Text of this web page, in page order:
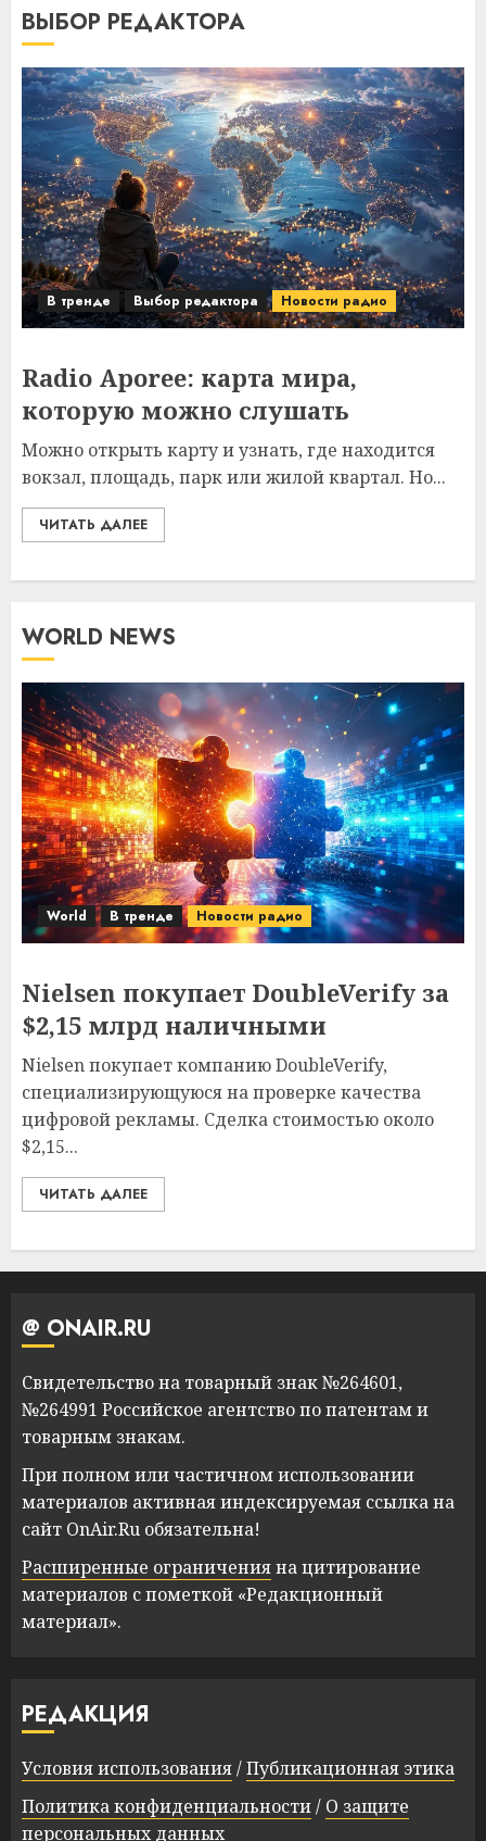
ВЫБОР РЕДАКТОРА
В тренде Выбор редактора Новости радио
Radio Aporee: карта мира,
которую можно слушать
Можно открыть карту и узнать, где находится
вокзал, площадь, парк или жилой квартал. Но...
ЧИТАТЬ ДАЛЕЕ
WORLD NEWS
World В тренде Новости радио
Nielsen покупает DoubleVerify за
$2,15 млрд наличными
Nielsen покупает компанию DoubleVerify,
специализирующуюся на проверке качества
цифровой рекламы. Сделка стоимостью около
$2,15...
ЧИТАТЬ ДАЛЕЕ
@ ONAIR.RU
Свидетельство на товарный знак №264601,
№264991 Российское агентство по патентам и
товарным знакам.
При полном или частичном использовании
материалов активная индексируемая ссылка на
сайт OnAir.Ru обязательна!
Расширенные ограниченияна цитирование
материалов с пометкой «Редакционный
материал».
РЕДАКЦИЯ
Условия использования/Публикационная этика
Политика конфиденциальности/ О защите
персональных данных